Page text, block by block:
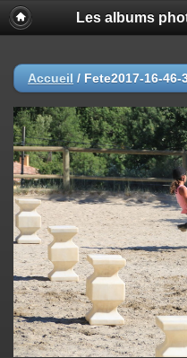
Les albums
Accueil / Fete2017-16-46-